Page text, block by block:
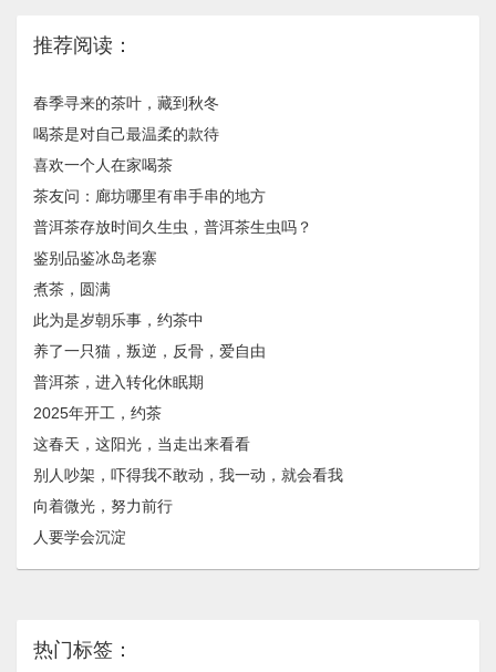
推荐阅读：
春季寻来的茶叶，藏到秋冬
喝茶是对自己最温柔的款待
喜欢一个人在家喝茶
茶友问：廊坊哪里有串手串的地方
普洱茶存放时间久生虫，普洱茶生虫吗？
鉴别品鉴冰岛老寨
煮茶，圆满
此为是岁朝乐事，约茶中
养了一只猫，叛逆，反骨，爱自由
普洱茶，进入转化休眠期
2025年开工，约茶
这春天，这阳光，当走出来看看
别人吵架，吓得我不敢动，我一动，就会看我
向着微光，努力前行
人要学会沉淀
热门标签：